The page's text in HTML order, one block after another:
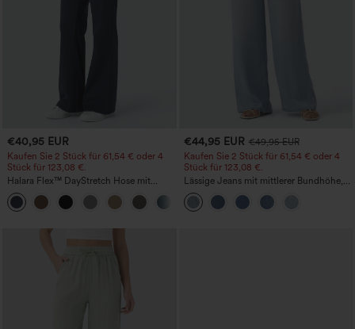
€40,95 EUR
Kaufen Sie 2 Stück für 61,54 € oder 4
Stück für 123,08 €.
Halara Flex™ DayStretch Hose mit
mittlerer Bundhöhe, seitlicher
Reißverschlusstasche und
Work‑Flare‑Schnitt
+12
€44,95 EUR €49,95 EUR
Kaufen Sie 2 Stück für 61,54 € oder 4
Stück für 123,08 €.
Lässige Jeans mit mittlerer Bundhöhe,
Kordelzug und Taschen